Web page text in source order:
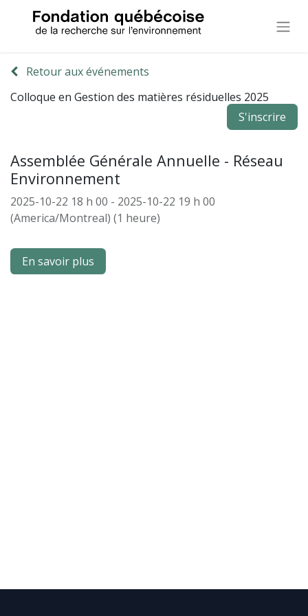
Retour aux événements
Colloque en Gestion des matières résiduelles 2025
S'inscrire
Assemblée Générale Annuelle - Réseau
Environnement
2025-10-22 18 h 00 - 2025-10-22 19 h 00
(America/Montreal) (1 heure)
En savoir plu​​​​​​s